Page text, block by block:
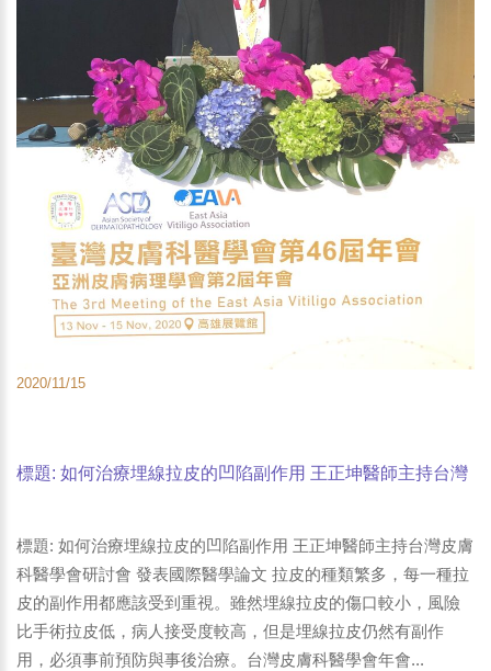
2020/11/15
標題: 如何治療埋線拉皮的凹陷副作用 王正坤醫師主持台灣
標題: 如何治療埋線拉皮的凹陷副作用 王正坤醫師主持台灣皮膚
科醫學會研討會 發表國際醫學論文 拉皮的種類繁多，每一種拉
皮的副作用都應該受到重視。雖然埋線拉皮的傷口較小，風險
比手術拉皮低，病人接受度較高，但是埋線拉皮仍然有副作
用，必須事前預防與事後治療。台灣皮膚科醫學會年會...